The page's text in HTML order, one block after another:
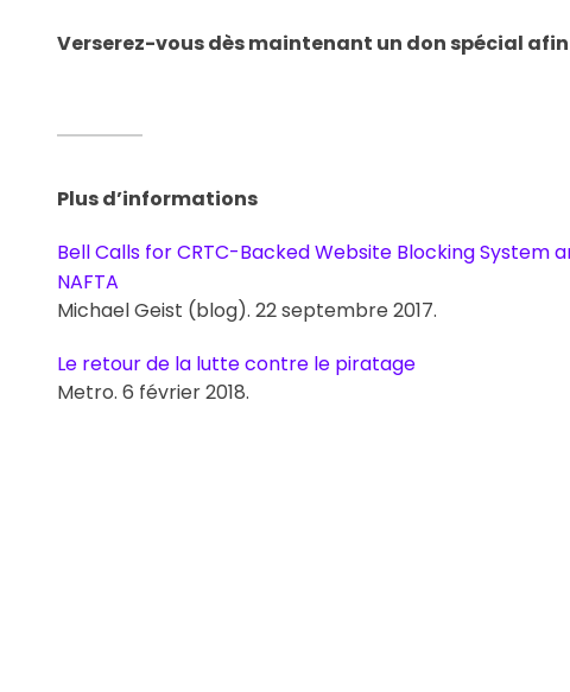
Verserez-vous dès maintenant un don spécial
Plus d’informations
Bell Calls for CRTC-Backed Website Blocking
NAFTA
Michael Geist (blog). 22 septembre 2017.
Le retour de la lutte contre le piratage
Metro. 6 février 2018.